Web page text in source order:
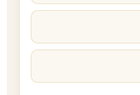
May not